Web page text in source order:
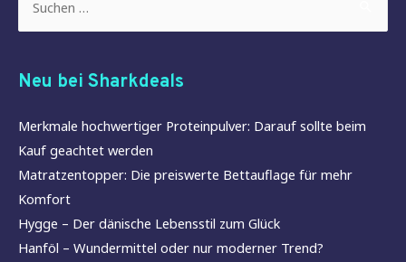
nach:
Neu bei Sharkdeals
Merkmale hochwertiger Proteinpulver: Darauf sollte beim
Kauf geachtet werden
Matratzentopper: Die preiswerte Bettauflage für mehr
Komfort
Hygge – Der dänische Lebensstil zum Glück
Hanföl – Wundermittel oder nur moderner Trend?